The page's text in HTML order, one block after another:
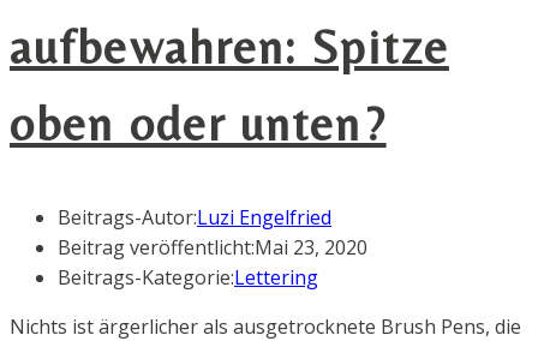
aufbewahren: Spitze
oben oder unten?
Beitrags-Autor:Luzi Engelfried
Beitrag veröffentlicht:Mai 23, 2020
Beitrags-Kategorie:Lettering
Nichts ist ärgerlicher als ausgetrocknete Brush Pens, die